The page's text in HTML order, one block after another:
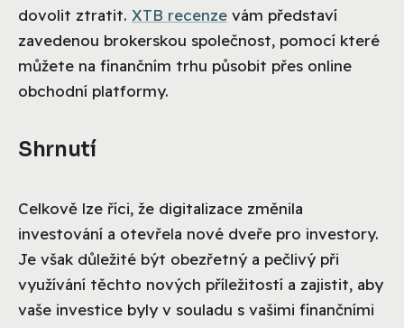
dovolit ztratit. XTB recenze vám představí
zavedenou brokerskou společnost, pomocí které
můžete na finančním trhu působit přes online
obchodní platformy.
Shrnutí
Celkově lze říci, že digitalizace změnila
investování a otevřela nové dveře pro investory.
Je však důležité být obezřetný a pečlivý při
využívání těchto nových příležitostí a zajistit, aby
vaše investice byly v souladu s vašimi finančními